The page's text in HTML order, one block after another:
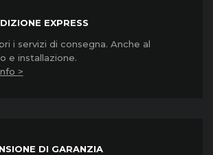
EXPRESS
i servizi di consegna. Anche al
e installazione.
>
DI GARANZIA